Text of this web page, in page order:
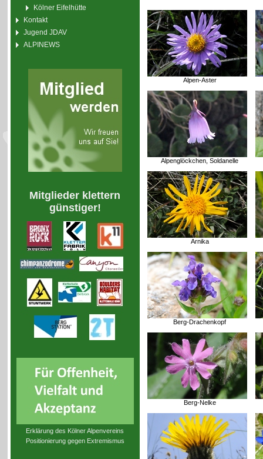
Kölner Eifelhütte
Kontakt
Jugend JDAV
ALPINEWS
Mitglieder klettern
günstiger!
Erklärung des Kölner Alpenvereins
Positionierung gegen Extremismus
Alpen-Aster
Alpenglöckchen, Soldanelle
Arnika
Berg-Drachenkopf
Berg-Nelke